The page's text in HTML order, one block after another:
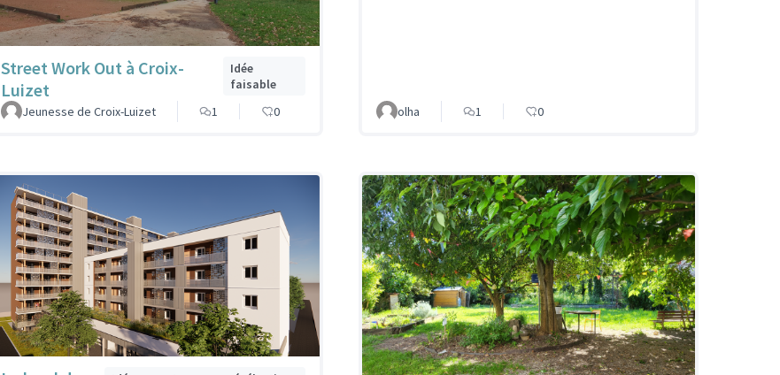
Street Work Out à Croix-
Luizet
Idée
faisable
Jeunesse de Croix-Luizet
1 0 olha 1 0